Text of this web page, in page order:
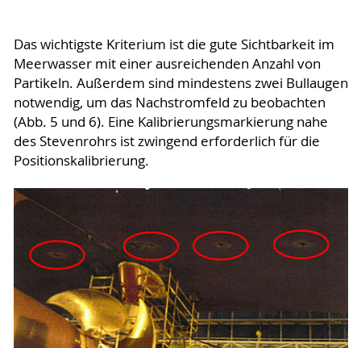
Das wichtigste Kriterium ist die gute Sichtbarkeit im
Meerwasser mit einer ausreichenden Anzahl von
Partikeln. Außerdem sind mindestens zwei Bullaugen
notwendig, um das Nachstromfeld zu beobachten
(Abb. 5 und 6). Eine Kalibrierungsmarkierung nahe
des Stevenrohrs ist zwingend erforderlich für die
Positionskalibrierung.